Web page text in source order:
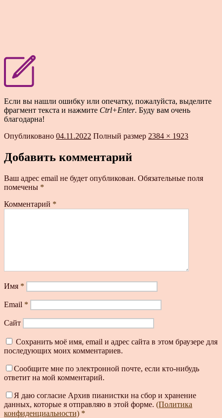
Если вы нашли ошибку или опечатку, пожалуйста, выделите
фрагмент текста и нажмите Ctrl+Enter. Буду вам очень
благодарна!
Опубликовано 04.11.2022 Полный размер 2384 × 1923
Добавить комментарий
Ваш адрес email не будет опубликован. Обязательные поля
помечены *
Комментарий *
Имя *
Email *
Сайт
Сохранить моё имя, email и адрес сайта в этом браузере для
последующих моих комментариев.
Сообщите мне по электронной почте, если кто-нибудь
ответит на мой комментарий.
Я даю согласие Архив пианистки на сбор и хранение
данных, которые я отправляю в этой форме. (Политика
конфиденциальности) *